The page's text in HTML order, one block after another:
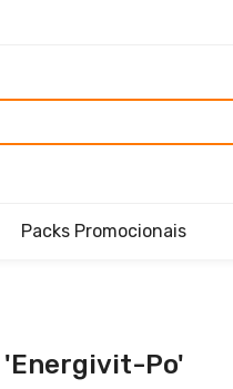
Packs Promocionais
'energivit-Po'